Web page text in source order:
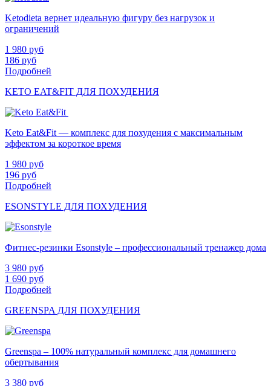
Ketodieta вернет идеальную фигуру без нагрузок и
ограничений
1 980 руб
186 руб
Подробней
KETO EAT&FIT ДЛЯ ПОХУДЕНИЯ
Keto Eat&Fit — комплекс для похудения с максимальным
эффектом за короткое время
1 980 руб
196 руб
Подробней
ESONSTYLE ДЛЯ ПОХУДЕНИЯ
Фитнес-резинки Esonstyle – профессиональный тренажер дома
3 980 руб
1 690 руб
Подробней
GREENSPA ДЛЯ ПОХУДЕНИЯ
Greenspa – 100% натуральный комплекс для домашнего
обертывания
3 380 руб